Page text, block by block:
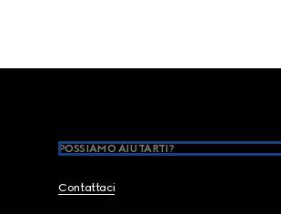
POSSIAMO AIUTARTI?
Contattaci